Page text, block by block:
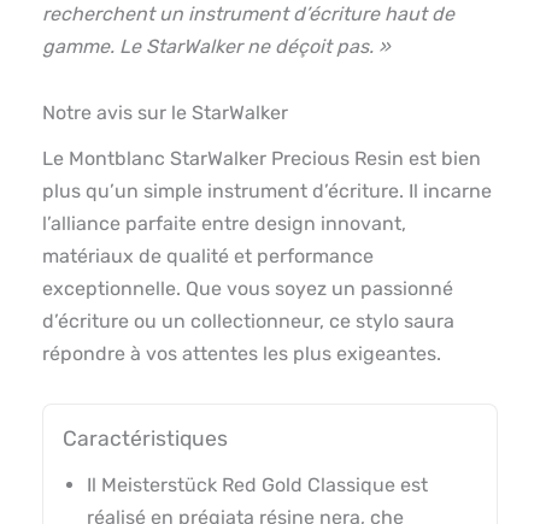
recherchent un instrument d’écriture haut de
gamme. Le StarWalker ne déçoit pas. »
Notre avis sur le StarWalker
Le Montblanc StarWalker Precious Resin est bien
plus qu’un simple instrument d’écriture. Il incarne
l’alliance parfaite entre design innovant,
matériaux de qualité et performance
exceptionnelle. Que vous soyez un passionné
d’écriture ou un collectionneur, ce stylo saura
répondre à vos attentes les plus exigeantes.
Caractéristiques
Il Meisterstück Red Gold Classique est
réalisé en prégiata résine nera, che